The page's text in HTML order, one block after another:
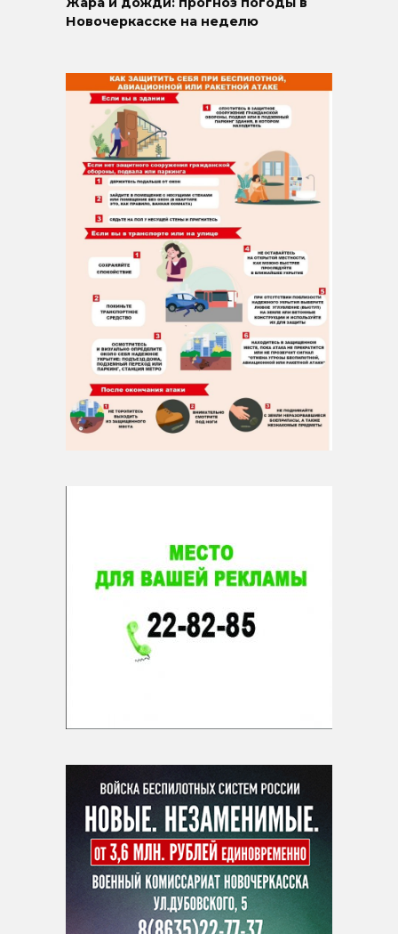
Жара и дожди: прогноз погоды в
Новочеркасске на неделю